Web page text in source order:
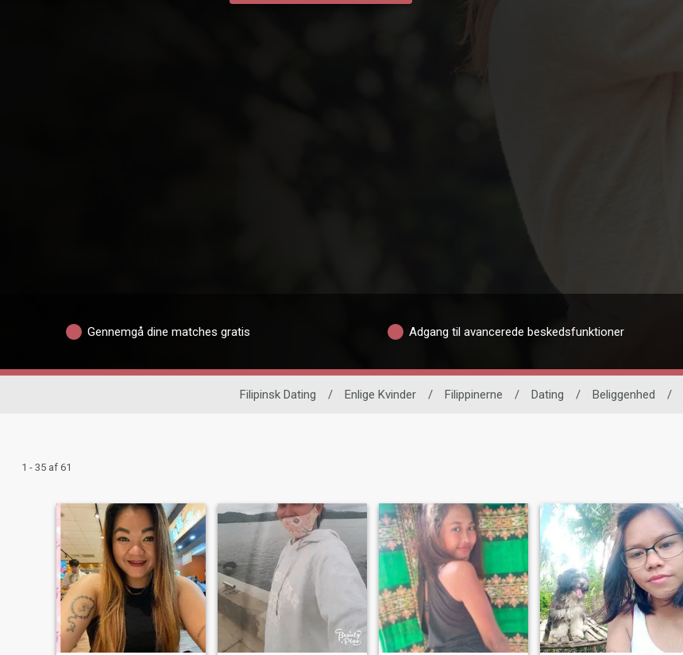
Gennemgå dine matches gratis Adgang til avancerede beskedsfunktioner
Filipinsk Dating / Enlige Kvinder / Filippinerne / Dating / Beliggenhed /
1 - 35 af 61